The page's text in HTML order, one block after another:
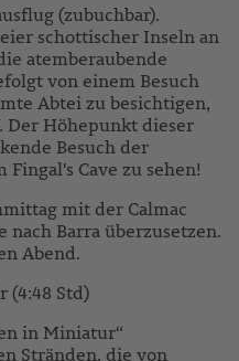
(zubuchbar).
schottischer Inseln an
atemberaubende
von einem Besuch
Abtei zu besichtigen,
Der Höhepunkt dieser
Besuch der
Cave zu sehen!
mit der Calmac
nach Barra überzusetzen.
Abend.
(4:48 Std)
in Miniatur“
Stränden, die von